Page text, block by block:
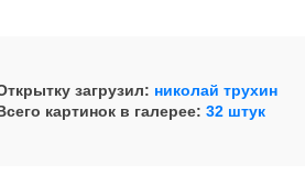
загрузил: николай трухин
картинок в галерее: 32 штук